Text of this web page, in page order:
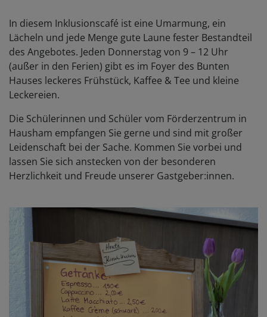
In diesem Inklusionscafé ist eine Umarmung, ein
Lächeln und jede Menge gute Laune fester Bestandteil
des Angebotes. Jeden Donnerstag von 9 – 12 Uhr
(außer in den Ferien) gibt es im Foyer des Bunten
Hauses leckeres Frühstück, Kaffee & Tee und kleine
Leckereien.
Die Schülerinnen und Schüler vom Förderzentrum in
Hausham empfangen Sie gerne und sind mit großer
Leidenschaft bei der Sache. Kommen Sie vorbei und
lassen Sie sich anstecken von der besonderen
Herzlichkeit und Freude unserer Gastgeber:innen.